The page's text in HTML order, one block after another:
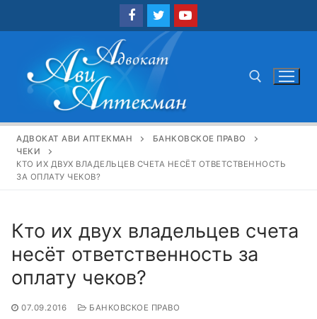
Найти:
АДВОКАТ АВИ АПТЕКМАН
БАНКОВСКОЕ ПРАВО
ЧЕКИ
КТО ИХ ДВУХ ВЛАДЕЛЬЦЕВ СЧЕТА НЕСЁТ ОТВЕТСТВЕННОСТЬ
ЗА ОПЛАТУ ЧЕКОВ?
Кто их двух владельцев счета
несёт ответственность за
оплату чеков?
07.09.2016 БАНКОВСКОЕ ПРАВО